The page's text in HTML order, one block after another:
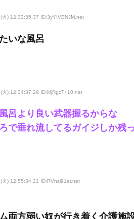
火) 12:32:35.37 ID:3yYIVENJM.net
いな風呂
) 12:34:37.29 ID:MjRgcT+10 .net
呂より良い武器握るからな
で垂れ流してるガイジしか残
火) 12:55:34.21 ID:RVhzi91ar.net
両方弱い奴が行き着く介護施